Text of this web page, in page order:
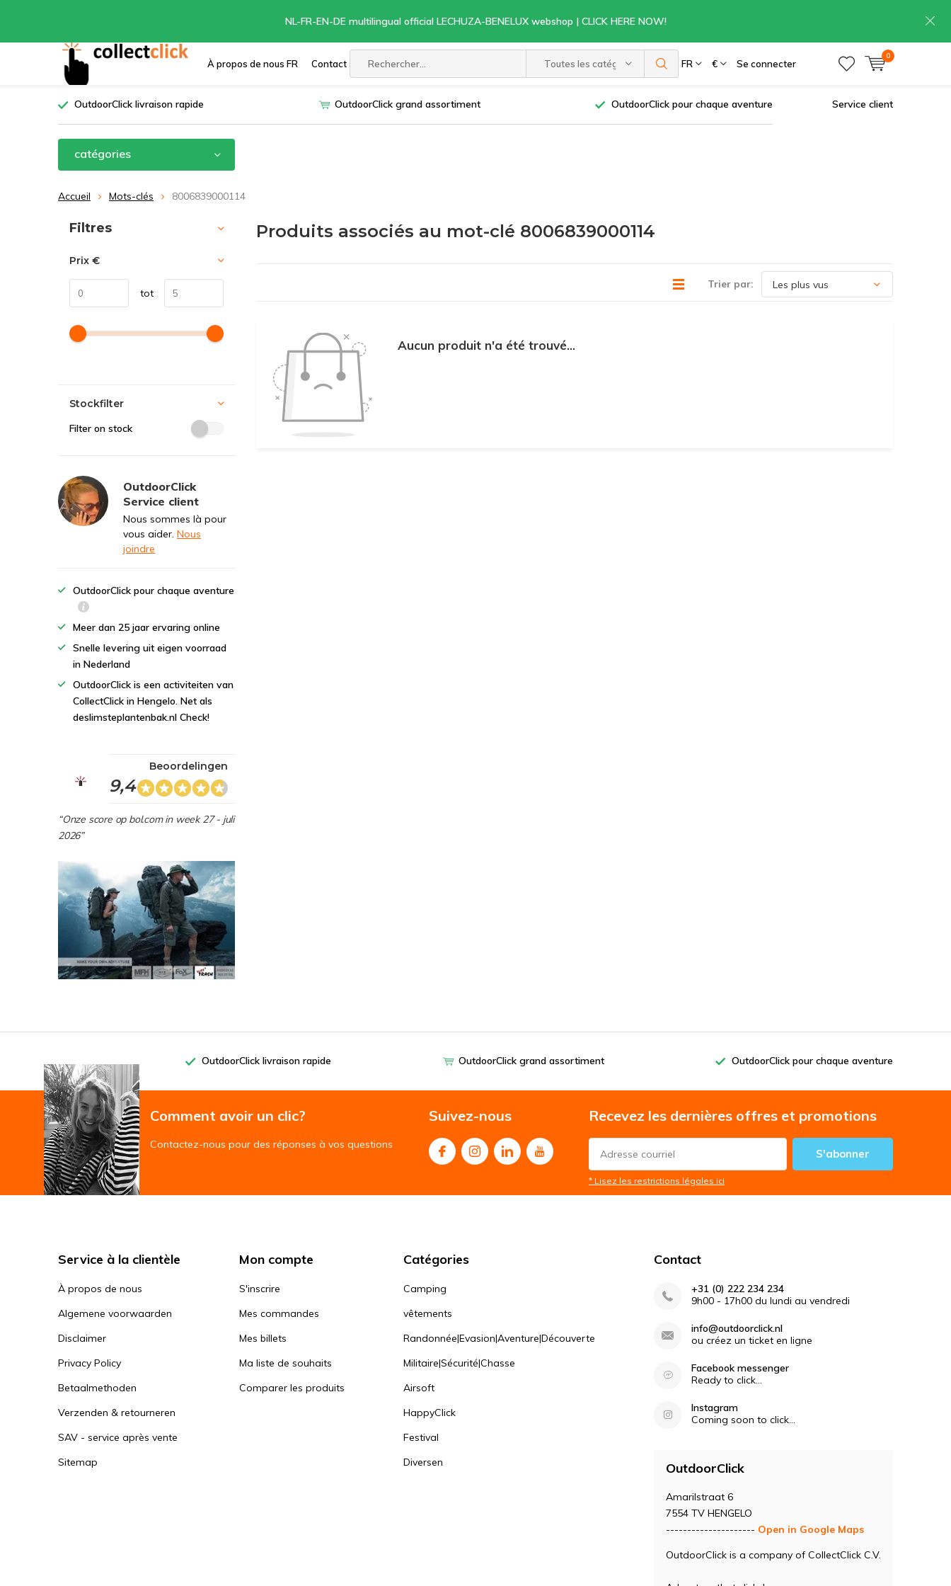
À propos de nous FR Contact Toutes les catégories FR € Se connecter
0
NL-FR-EN-DE multilingual official LECHUZA-BENELUX webshop | CLICK HERE NOW!
OutdoorClick livraison rapide OutdoorClick grand assortiment OutdoorClick pour chaque aventure Service client
catégories
Accueil Mots-clés 8006839000114
Produits associés au mot-clé 8006839000114
Trier par:
Aucun produit n'a été trouvé...
Trier par:
Filtres
Prix €
tot
Stockfilter
Filter on stock
OutdoorClick
Service client
Nous sommes là pour
vous aider. Nous
joindre
OutdoorClick pour chaque aventure
Meer dan 25 jaar ervaring online
Snelle levering uit eigen voorraad
in Nederland
OutdoorClick is een activiteiten van
CollectClick in Hengelo. Net als
deslimsteplantenbak.nl Check!
9,4
Beoordelingen
“Onze score op bol.com in week 27 - juli
2026”
OutdoorClick livraison rapide OutdoorClick grand assortiment OutdoorClick pour chaque aventure
Comment avoir un clic?
Contactez-nous pour des réponses à vos questions
Suivez-nous Recevez les dernières offres et promotions
S'abonner
* Lisez les restrictions légales ici
Service à la clientèle
À propos de nous
Algemene voorwaarden
Disclaimer
Privacy Policy
Betaalmethoden
Verzenden & retourneren
SAV - service après vente
Sitemap
Mon compte
S'inscrire
Mes commandes
Mes billets
Ma liste de souhaits
Comparer les produits
Catégories
Camping
vêtements
Randonnée|Evasion|Aventure|Découverte
Militaire|Sécurité|Chasse
Airsoft
HappyClick
Festival
Diversen
Contact
+31 (0) 222 234 234
9h00 - 17h00 du lundi au vendredi
info@outdoorclick.nl
ou créez un ticket en ligne
Facebook messenger
Ready to click...
Instagram
Coming soon to click...
OutdoorClick
Amarilstraat 6
7554 TV HENGELO
--------------------- Open in Google Maps
OutdoorClick is a company of CollectClick C.V.